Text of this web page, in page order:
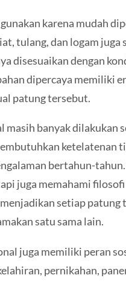
karena mudah
tulang, dan logam juga
disesuaikan dengan
dipercaya memiliki
patung tersebut.
banyak dilakukan
ketelatenan
bertahun-
juga memahami
setiap patung
satu sama lain.
juga memiliki peran
pernikahan,